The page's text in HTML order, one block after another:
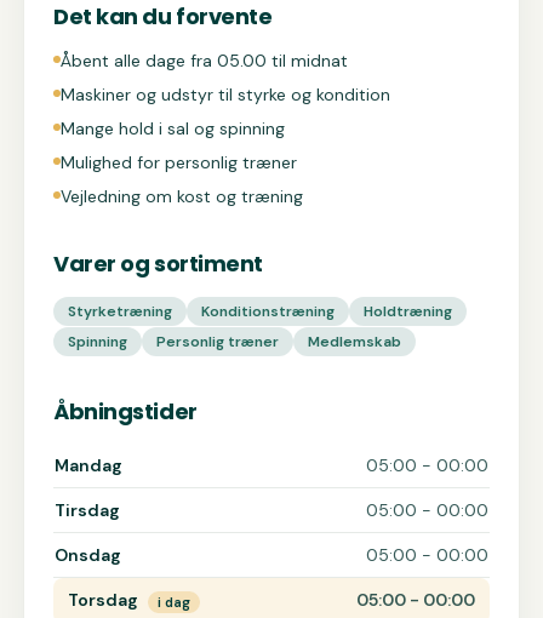
Det kan du forvente
Åbent alle dage fra 05.00 til midnat
Maskiner og udstyr til styrke og kondition
Mange hold i sal og spinning
Mulighed for personlig træner
Vejledning om kost og træning
Varer og sortiment
Styrketræning Konditionstræning
Holdtræning
Spinning
Personlig træner Medlemskab
Åbningstider
Åbningstider for PureGym
Mandag 05:00 - 00:00
Tirsdag 05:00 - 00:00
Onsdag 05:00 - 00:00
Torsdag i dag 05:00 - 00:00